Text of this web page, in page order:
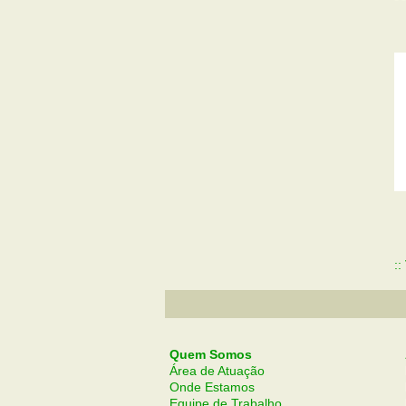
::
Quem Somos
Área de Atuação
Onde Estamos